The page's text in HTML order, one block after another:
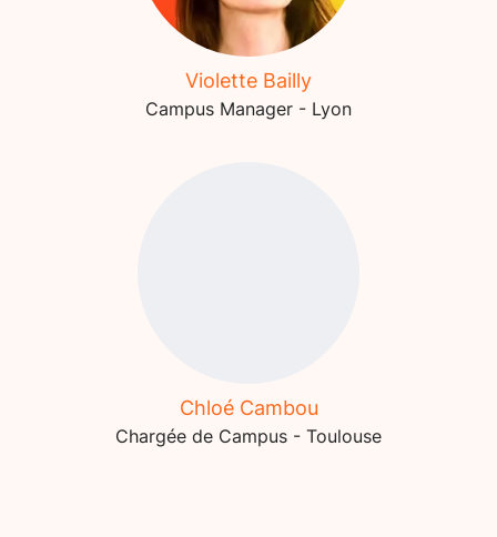
Violette Bailly
Campus Manager - Lyon
Chloé Cambou
Chargée de Campus - Toulouse